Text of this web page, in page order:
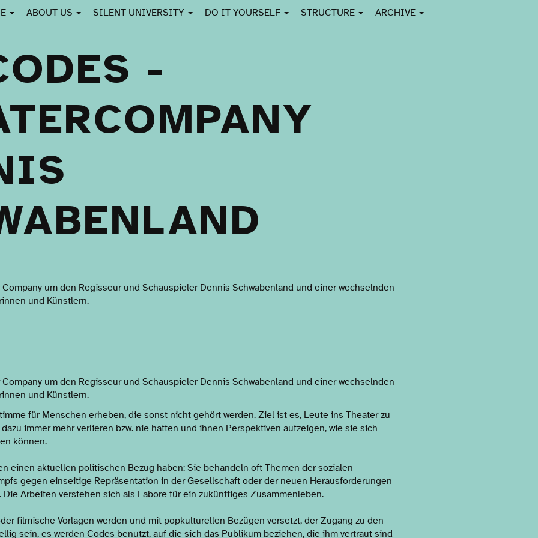
ABOUT US SILENT UNIVERSITY DO IT YOURSELF STRUCTURE ARCHIVE
-
um den Regisseur und Schauspieler Dennis Schwabenland und einer wechselnden
und Künstlern.
um den Regisseur und Schauspieler Dennis Schwabenland und einer wechselnden
und Künstlern.
für Menschen erheben, die sonst nicht gehört werden. Ziel ist es, Leute ins Theater zu
immer mehr verlieren bzw. nie hatten und ihnen Perspektiven aufzeigen, wie sie sich
können.
einen aktuellen politischen Bezug haben: Sie behandeln oft Themen der sozialen
gegen einseitige Repräsentation in der Gesellschaft oder der neuen Herausforderungen
Arbeiten verstehen sich als Labore für ein zukünftiges Zusammenleben.
filmische Vorlagen werden und mit popkulturellen Bezügen versetzt, der Zugang zu den
sein, es werden Codes benutzt, auf die sich das Publikum beziehen, die ihm vertraut sind